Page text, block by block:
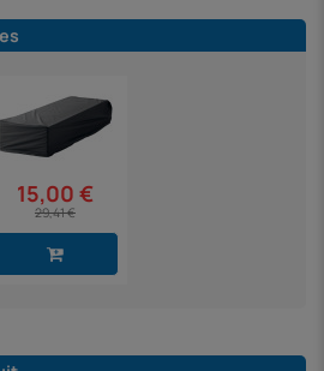
15,00 €
29,41 €